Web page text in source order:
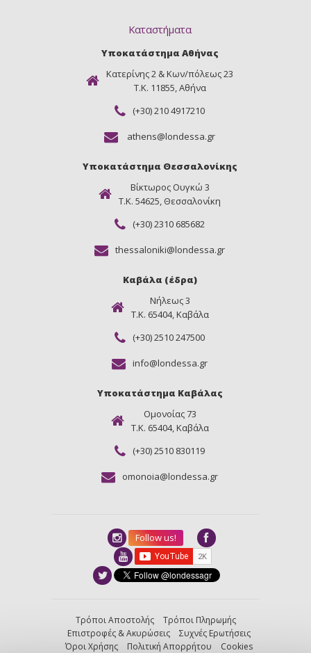
Καταστήματα
Υποκατάστημα Αθήνας
Κατερίνης 2 & Κων/πόλεως 23
Τ.Κ. 11855, Αθήνα
(+30) 210 4917210
athens@londessa.gr
Υποκατάστημα Θεσσαλονίκης
Βίκτωρος Ουγκώ 3
Τ.Κ. 54625, Θεσσαλονίκη
(+30) 2310 685682
thessaloniki@londessa.gr
Καβάλα (έδρα)
Νήλεως 3
Τ.Κ. 65404, Καβάλα
(+30) 2510 247500
info@londessa.gr
Υποκατάστημα Καβάλας
Ομονοίας 73
Τ.Κ. 65404, Καβάλα
(+30) 2510 830119
omonoia@londessa.gr
Follow us!
Τρόποι Αποστολής
Τρόποι Πληρωμής
Επιστροφές & Ακυρώσεις
Συχνές Ερωτήσεις
Όροι Χρήσης
Πολιτική Απορρήτου Cookies